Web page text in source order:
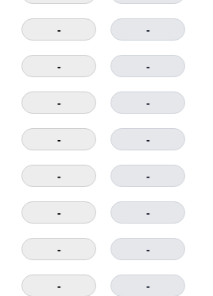
- -
- -
- -
- -
- -
- -
- -
- -